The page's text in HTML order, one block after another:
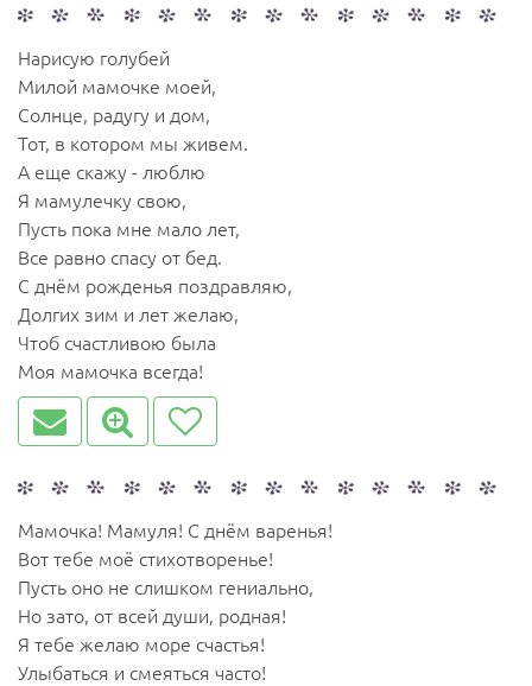
Нарисую голубей
Милой мамочке моей,
Солнце, радугу и дом,
Тот, в котором мы живем.
А еще скажу - люблю
Я мамулечку свою,
Пусть пока мне мало лет,
Все равно спасу от бед.
С днём рожденья поздравляю,
Долгих зим и лет желаю,
Чтоб счастливою была
Моя мамочка всегда!
Мамочка! Мамуля! С днём варенья!
Вот тебе моё стихотворенье!
Пусть оно не слишком гениально,
Но зато, от всей души, родная!
Я тебе желаю море счастья!
Улыбаться и смеяться часто!